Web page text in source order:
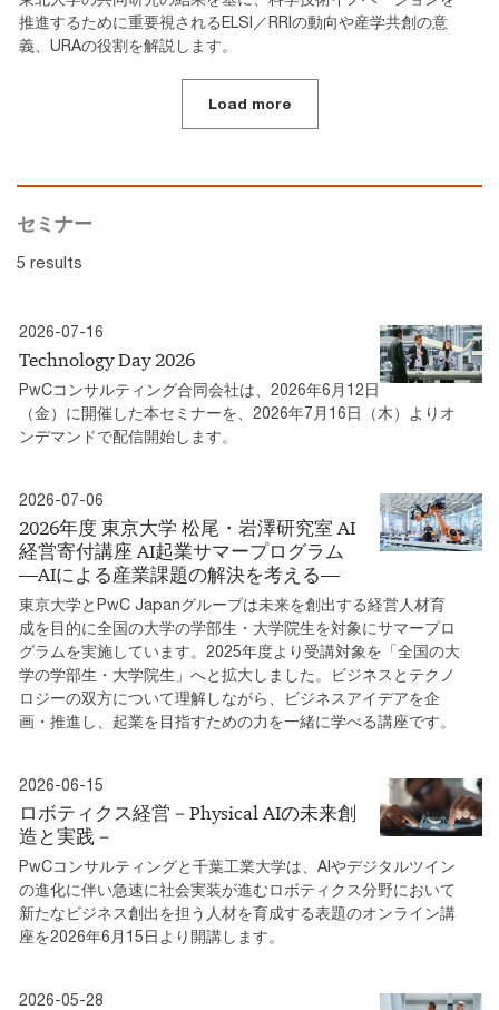
推進するために重要視されるELSI／RRIの動向や産学共創の意
義、URAの役割を解説します。
Load more
セミナー
5 results
2026-07-16
Technology Day 2026
PwCコンサルティング合同会社は、2026年6月12日
（金）に開催した本セミナーを、2026年7月16日（木）よりオ
ンデマンドで配信開始します。
2026-07-06
2026年度 東京大学 松尾・岩澤研究室 AI
経営寄付講座 AI起業サマープログラム
―AIによる産業課題の解決を考える―
東京大学とPwC Japanグループは未来を創出する経営人材育
成を目的に全国の大学の学部生・大学院生を対象にサマープロ
グラムを実施しています。2025年度より受講対象を「全国の大
学の学部生・大学院生」へと拡大しました。ビジネスとテクノ
ロジーの双方について理解しながら、ビジネスアイデアを企
画・推進し、起業を目指すための力を一緒に学べる講座です。
2026-06-15
ロボティクス経営－Physical AIの未来創
造と実践－
PwCコンサルティングと千葉工業大学は、AIやデジタルツイン
の進化に伴い急速に社会実装が進むロボティクス分野において
新たなビジネス創出を担う人材を育成する表題のオンライン講
座を2026年6月15日より開講します。
2026-05-28